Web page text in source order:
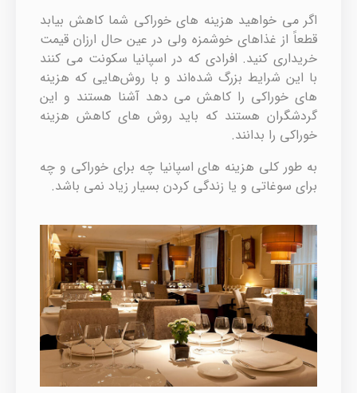
اگر می خواهید هزینه های خوراکی شما کاهش بیابد
قطعاً از غذاهای خوشمزه ولی در عین حال ارزان قیمت
خریداری کنید. افرادی که در اسپانیا سکونت می کنند
با این شرایط بزرگ شده‌اند و با روش‌هایی که هزینه
های خوراکی را کاهش می دهد آشنا هستند و این
گردشگران هستند که باید روش های کاهش هزینه
خوراکی را بدانند.
به طور کلی هزینه های اسپانیا چه برای خوراکی و چه
برای سوغاتی و یا زندگی کردن بسیار زیاد نمی باشد.